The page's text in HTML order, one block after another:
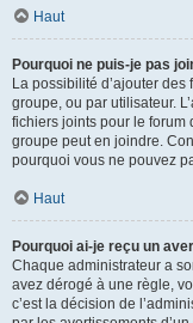
Haut
Pourquoi ne puis-je pas
La possibilité d’ajouter
groupe, ou par utilisateur.
fichiers joints pour le forum
groupe peut en joindre.
pourquoi vous ne pouvez
Haut
Pourquoi ai-je reçu un
Chaque administrateur a
avez dérogé à une règle,
c’est la décision de